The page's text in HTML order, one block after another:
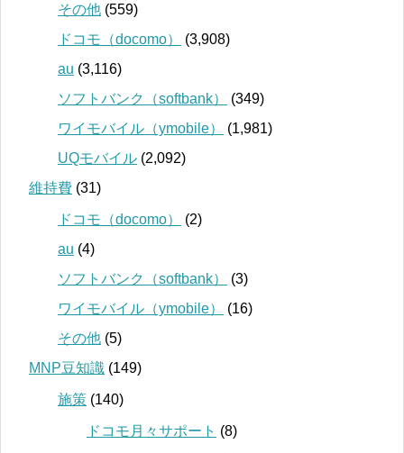
その他 (559)
ドコモ（docomo）
(3,908)
au (3,116)
ソフトバンク（softbank）
(349)
ワイモバイル（ymobile）
(1,981)
UQモバイル (2,092)
維持費 (31)
ドコモ（docomo）
(2)
au (4)
ソフトバンク（softbank）
(3)
ワイモバイル（ymobile）
(16)
その他 (5)
MNP豆知識 (149)
施策 (140)
ドコモ月々サポート (8)